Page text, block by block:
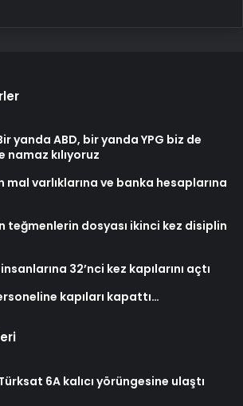
yanda ABD, bir yanda YPG biz de
namaz kılıyoruz
mal varlıklarına ve banka hesaplarına
teğmenlerin dosyası ikinci kez disiplin
32’nci kez kapılarını açtı
kapıları kapattı…
6A kalıcı yörüngesine ulaştı